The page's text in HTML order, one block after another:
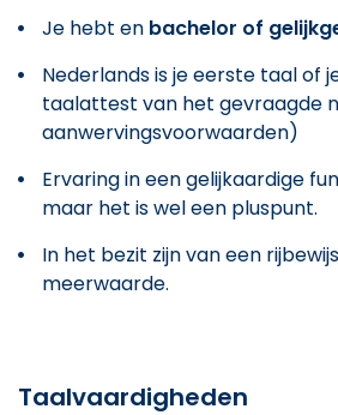
Je hebt en bachelor of
Nederlands is je eerste taal of
taalattest van het gevraagde
aanwervingsvoorwaarden)
Ervaring in een gelijkaardige
maar het is wel een pluspunt.
In het bezit zijn van een
meerwaarde.
Taalvaardigheden